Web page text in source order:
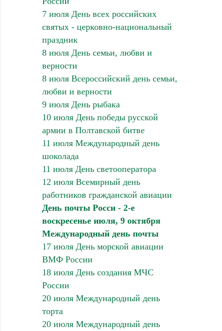
7 июля День всех российских
святых - церковно-национальный
праздник
8 июля День семьи, любви и
верности
8 июля Всероссийский день семьи,
любви и верности
9 июля День рыбака
10 июля День победы русской
армии в Полтавской битве
11 июля Международный день
шоколада
11 июля День светооператора
12 июля Всемирный день
работников гражданской авиации
День почты Росси - 2-е
воскресенье июля, 9 октября
Международный день почты
17 июля День морской авиации
ВМФ России
18 июля День создания МЧС
России
20 июля Международный день
торта
20 июля Международный день